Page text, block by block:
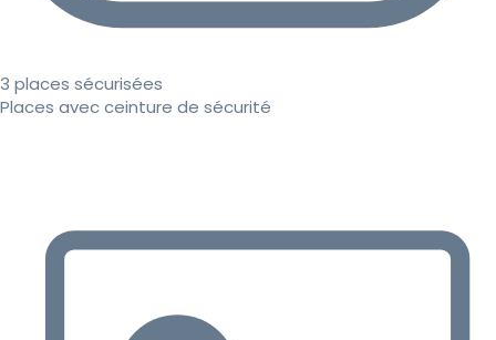
3 places sécurisées
Places avec ceinture de sécurité